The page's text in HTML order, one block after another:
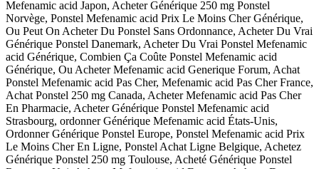
Mefenamic acid Japon, Acheter Générique 250 mg Ponstel
Norvège, Ponstel Mefenamic acid Prix Le Moins Cher Générique,
Ou Peut On Acheter Du Ponstel Sans Ordonnance, Acheter Du Vrai
Générique Ponstel Danemark, Acheter Du Vrai Ponstel Mefenamic
acid Générique, Combien Ça Coûte Ponstel Mefenamic acid
Générique, Ou Acheter Mefenamic acid Generique Forum, Achat
Ponstel Mefenamic acid Pas Cher, Mefenamic acid Pas Cher France,
Achat Ponstel 250 mg Canada, Acheter Mefenamic acid Pas Cher
En Pharmacie, Acheter Générique Ponstel Mefenamic acid
Strasbourg, ordonner Générique Mefenamic acid États-Unis,
Ordonner Générique Ponstel Europe, Ponstel Mefenamic acid Prix
Le Moins Cher En Ligne, Ponstel Achat Ligne Belgique, Achetez
Générique Ponstel 250 mg Toulouse, Acheté Générique Ponstel